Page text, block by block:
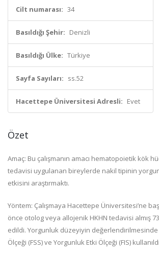
Cilt numarası: 34
Basıldığı Şehir: Denizli
Basıldığı Ülke: Türkiye
Sayfa Sayıları: ss.52
Hacettepe Üniversitesi Adresli: Evet
Özet
Amaç: Bu çalışmanın amacı hematopoietik kök
tedavisi uygulanan bireylerde nakil tipinin
etkisini araştırmaktı.
Yöntem: Çalışmaya Hacettepe Üniversitesi’ne
önce otolog veya allojenik HKHN tedavisi almış
edildi. Yorgunluk düzeyiyin
Ölçeği (FSS) ve Yorgunluk Etki Ölçeği (FIS)